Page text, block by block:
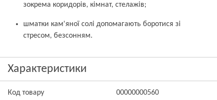
зокрема коридорів, кімнат, стелажів;
шматки кам'яної солі допомагають боротися зі
стресом, безсонням.
Характеристики
Код товару 00000000560